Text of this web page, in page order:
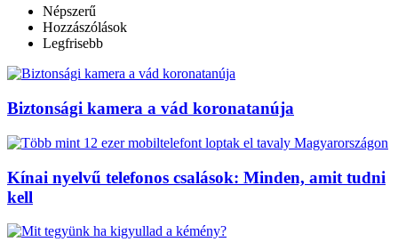
Népszerű
Hozzászólások
Legfrisebb
Biztonsági kamera a vád koronatanúja
Kínai nyelvű telefonos csalások: Minden, amit tudni
kell